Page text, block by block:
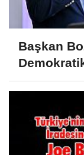
Başkan
Görüştü